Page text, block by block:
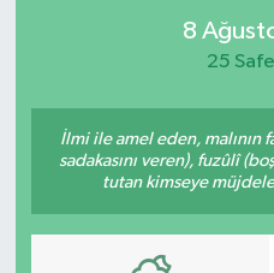
8
25
İlmi ile amel eden, malının
sadakasını veren), fuzûlî
tutan kimseye
Son Dakika Haberleri
Haber Arşivi